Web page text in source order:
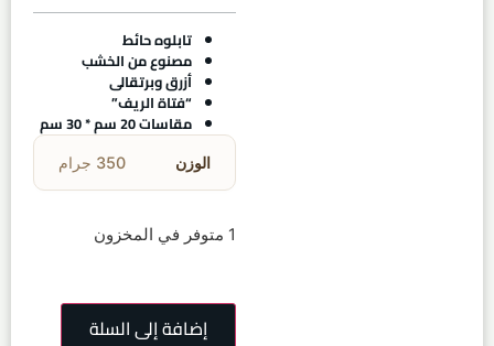
تابلوه حائط
مصنوع من الخشب
أزرق وبرتقالى
“فتاة الريف”
مقاسات 20 سم * 30 سم
الوزن 350 جرام
1 متوفر في المخزون
إضافة إلى السلة